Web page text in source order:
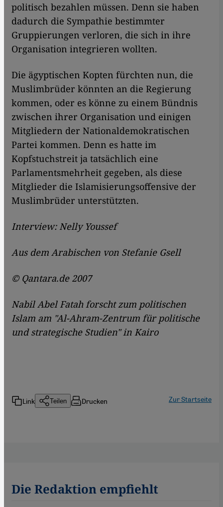
politisch bezahlen müssen. Denn sie haben
dadurch die Sympathie bestimmter
Gruppierungen verloren, die sich in ihre
Organisation integrieren wollten.
Die ägyptischen Kopten fürchten nun, die
Muslimbrüder könnten an die Regierung
kommen, oder es könne zu einem Bündnis
zwischen ihrer Organisation und einigen
Mitgliedern der Nationaldemokratischen
Partei kommen. Denn es hatte im
Kopfstuchstreit ja tatsächlich eine
Parlamentsmehrheit gegeben, als diese
Mitglieder die Islamisierungsoffensive der
Muslimbrüder unterstützten.
Interview: Nelly Youssef
Aus dem Arabischen von Stefanie Gsell
© Qantara.de 2007
Nabil Abel Fatah forscht zum politischen
Islam am "Al-Ahram-Zentrum für politische
und strategische Studien" in Kairo
Link Teilen Drucken Zur Startseite
Die Redaktion empfiehlt